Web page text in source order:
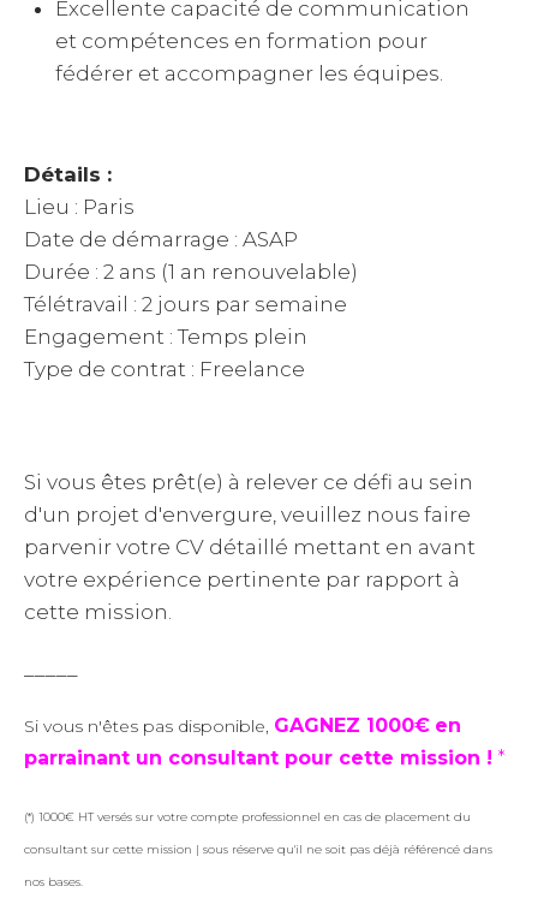
Excellente capacité de communication
et compétences en formation pour
fédérer et accompagner les équipes.
Détails :
Lieu : Paris
Date de démarrage : ASAP
Durée : 2 ans (1 an renouvelable)
Télétravail : 2 jours par semaine
Engagement : Temps plein
Type de contrat : Freelance
Si vous êtes prêt(e) à relever ce défi au sein
d'un projet d'envergure, veuillez nous faire
parvenir votre CV détaillé mettant en avant
votre expérience pertinente par rapport à
cette mission.
Si vous n'êtes pas disponible, GAGNEZ 1000€ en
parrainant un consultant pour cette mission ! *
(*) 1000€ HT versés sur votre compte professionnel en cas de placement du
consultant sur cette mission | sous réserve qu'il ne soit pas déjà référencé dans
nos bases.